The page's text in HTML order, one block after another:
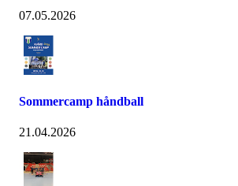
07.05.2026
Sommercamp håndball
21.04.2026